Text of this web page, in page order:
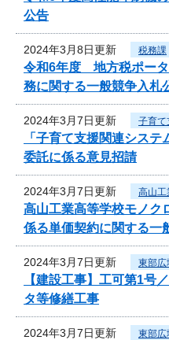
公告
2024年3月8日更新 税務課
令和6年度 地方税ポー
務に関する一般競争入札
2024年3月7日更新 子育て
「子育て支援関連シス
委託に係る意見招請
2024年3月7日更新 高山工
高山工業高等学校モノク
係る単価契約に関する一
2024年3月7日更新 東部広
【建設工事】工可第1号
タ等修繕工事
2024年3月7日更新 東部広